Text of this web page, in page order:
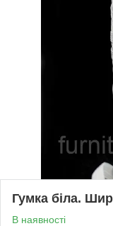
Гумка біла.
В наявності